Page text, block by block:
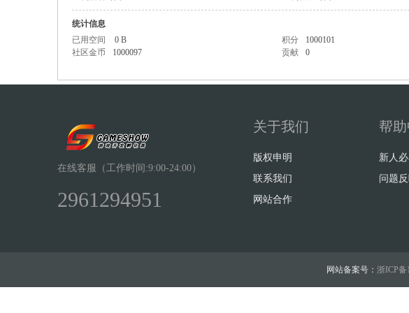
Sh
统计信息
已用空间
0 B 积分 1000101
社区金币
1000097 贡献 0
在线客服（工作时间:9:00-24:00）
2961294951
关于我们
版权申明
联系我们
网站合作
帮
新人
问题
网站备案号： 浙ICP备